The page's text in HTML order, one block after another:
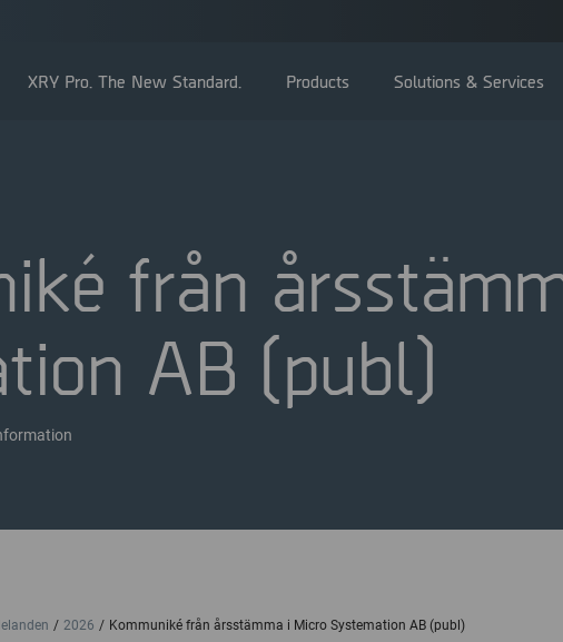
XRY Pro. The New Standard. Products Solutions & Services
Bolagsstämma
Styrelse
Ledning
Bolagsstyrningsrapporter
från
AB (publ)
2026 Kommuniké från årsstämma i Micro Systemation AB (publ)